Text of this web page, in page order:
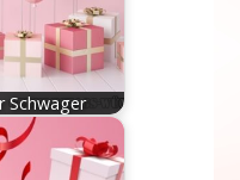
Schwager